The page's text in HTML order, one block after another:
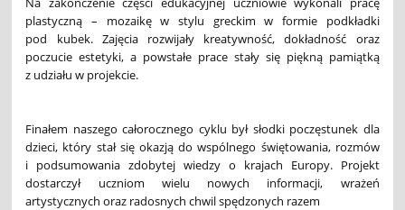
plastyczną – mozaikę w stylu greckim w formie podkładki
pod kubek. Zajęcia rozwijały kreatywność, dokładność oraz
poczucie estetyki, a powstałe prace stały się piękną pamiątką
z udziału w projekcie.
Finałem naszego całorocznego cyklu był słodki poczęstunek dla
dzieci, który stał się okazją do wspólnego świętowania, rozmów
i podsumowania zdobytej wiedzy o krajach Europy. Projekt
dostarczył uczniom wielu nowych informacji, wrażeń
artystycznych oraz radosnych chwil spędzonych razem